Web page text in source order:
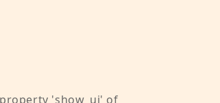
property 'show_ui' of